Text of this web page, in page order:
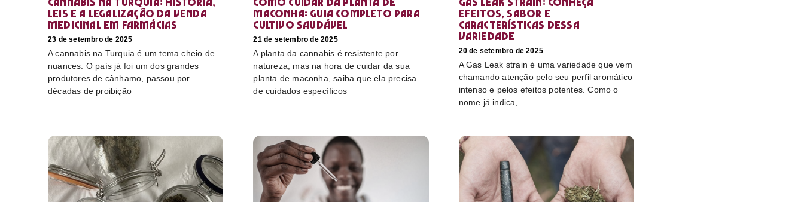
leis e a legalização da venda
medicinal em farmácias
23 de setembro de 2025
A cannabis na Turquia é um tema cheio de
nuances. O país já foi um dos grandes
produtores de cânhamo, passou por
décadas de proibição
maconha: guia completo para
cultivo saudável
21 de setembro de 2025
A planta da cannabis é resistente por
natureza, mas na hora de cuidar da sua
planta de maconha, saiba que ela precisa
de cuidados específicos
efeitos, sabor e
características dessa
variedade
20 de setembro de 2025
A Gas Leak strain é uma variedade que vem
chamando atenção pelo seu perfil aromático
intenso e pelos efeitos potentes. Como o
nome já indica,